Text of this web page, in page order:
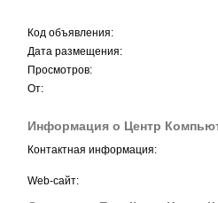
Код объявления:
Дата размещения:
Просмотров:
От:
Информация о Центр
Контактная информация:
Web-сайт: